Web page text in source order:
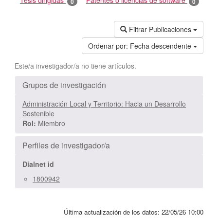
Filtrar Publicaciones
Ordenar por: Fecha descendente
Este/a investigador/a no tiene artículos.
Grupos de investigación
Administración Local y Territorio: Hacia un Desarrollo
Sostenible
Rol: Miembro
Perfiles de investigador/a
Dialnet id
1800942
Última actualización de los datos: 22/05/26 10:00